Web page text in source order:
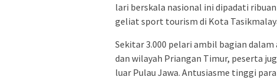
lari berskala nasional ini dipadati
geliat sport tourism di Kota
Sekitar 3.000 pelari ambil bagian
dan wilayah Priangan Timur, peserta
luar Pulau Jawa. Antusiasme tinggi